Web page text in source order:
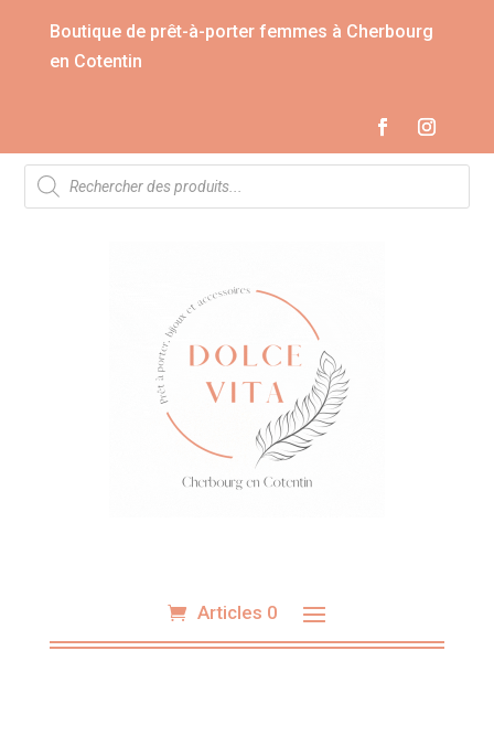
Boutique de prêt-à-porter femmes à Cherbourg
en Cotentin
Recherche
de
produits
Articles 0